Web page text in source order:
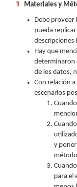
⇑ Materiales y
Debe proveer
pueda
descripciones
Hay que
determinaron
de los datos,
Con relación
escenarios
y
para el